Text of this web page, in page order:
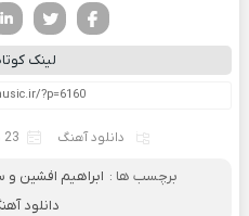
لینک
دانلود آهنگ 23 دسامبر 2025
برچسب ها : ابراهیم افشین و
دانلود